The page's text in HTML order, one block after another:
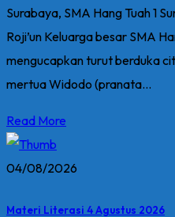
Surabaya, SMA Hang Tuah 1
Roji’un Keluarga besar SMA
mengucapkan turut berduka
mertua Widodo (pranata...
Read More
04/08/2026
Materi Literasi 4 Agustus 2026